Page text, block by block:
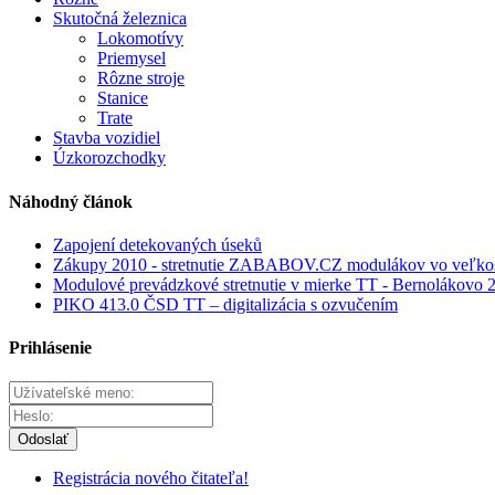
Skutočná železnica
Lokomotívy
Priemysel
Rôzne stroje
Stanice
Trate
Stavba vozidiel
Úzkorozchodky
Náhodný článok
Zapojení detekovaných úseků
Zákupy 2010 - stretnutie ZABABOV.CZ modulákov vo
Modulové prevádzkové stretnutie v mierke TT - Bernolákovo
PIKO 413.0 ČSD TT – digitalizácia s ozvučením
Prihlásenie
Odoslať
Registrácia nového čitateľa!